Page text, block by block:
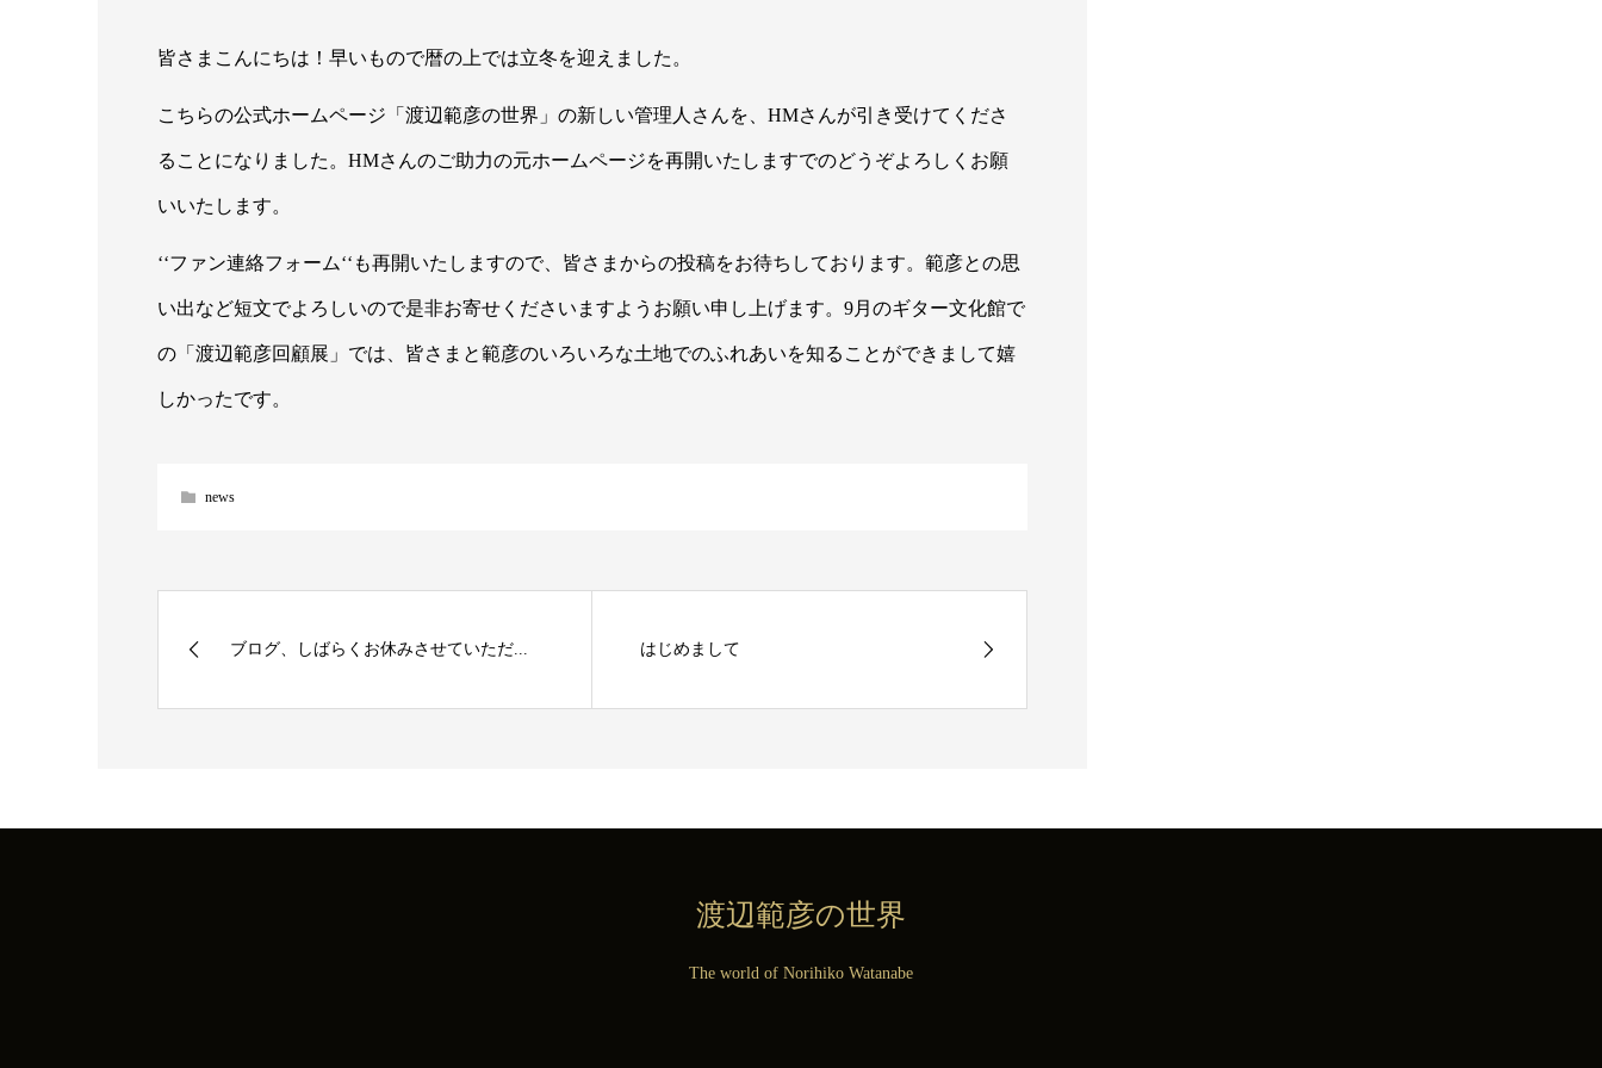
皆さまこんにちは！早いもので暦の上では立冬を迎えました。
こちらの公式ホームページ「渡辺範彦の世界」の新しい管理人さんを、HMさんが引き受けてくださ
ることになりました。HMさんのご助力の元ホームページを再開いたしますでのどうぞよろしくお願
いいたします。
‘‘ファン連絡フォーム‘‘も再開いたしますので、皆さまからの投稿をお待ちしております。範彦との思
い出など短文でよろしいので是非お寄せくださいますようお願い申し上げます。9月のギター文化館で
の「渡辺範彦回顧展」では、皆さまと範彦のいろいろな土地でのふれあいを知ることができまして嬉
しかったです。
news
ブログ、しばらくお休みさせていただ... はじめまして
渡辺範彦の世界
The world of Norihiko Watanabe